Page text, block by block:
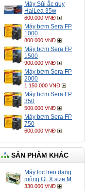
Máy Sủi ắc quy
HaiLea 35w
600.000 VNĐ
Máy bơm Sera FP
1000
800.000 VNĐ
Máy bơm Sera FP
1500
900.000 VNĐ
Máy bơm Sera FP
2000
1.150.000 VNĐ
Máy bơm Sera FP
350
500.000 VNĐ
Máy bơm Sera FP
750
600.000 VNĐ
SẢN PHẨM KHÁC
Máy lọc treo dạng
mỏng GEX size M
330.000 VNĐ